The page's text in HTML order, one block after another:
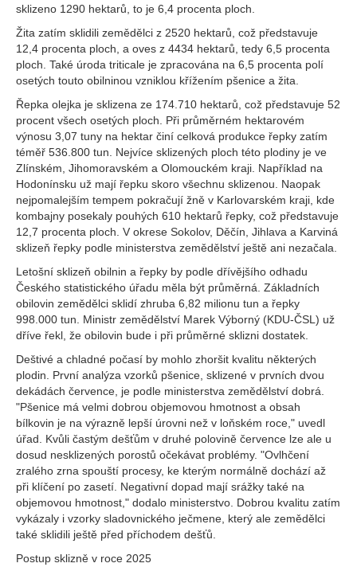
sklizeno 1290 hektarů, to je 6,4 procenta ploch.
Žita zatím sklidili zemědělci z 2520 hektarů, což představuje
12,4 procenta ploch, a oves z 4434 hektarů, tedy 6,5 procenta
ploch. Také úroda triticale je zpracována na 6,5 procenta polí
osetých touto obilninou vzniklou křížením pšenice a žita.
Řepka olejka je sklizena ze 174.710 hektarů, což představuje 52
procent všech osetých ploch. Při průměrném hektarovém
výnosu 3,07 tuny na hektar činí celková produkce řepky zatím
téměř 536.800 tun. Nejvíce sklizených ploch této plodiny je ve
Zlínském, Jihomoravském a Olomouckém kraji. Například na
Hodonínsku už mají řepku skoro všechnu sklizenou. Naopak
nejpomalejším tempem pokračují žně v Karlovarském kraji, kde
kombajny posekaly pouhých 610 hektarů řepky, což představuje
12,7 procenta ploch. V okrese Sokolov, Děčín, Jihlava a Karviná
sklizeň řepky podle ministerstva zemědělství ještě ani nezačala.
Letošní sklizeň obilnin a řepky by podle dřívějšího odhadu
Českého statistického úřadu měla být průměrná. Základních
obilovin zemědělci sklidí zhruba 6,82 milionu tun a řepky
998.000 tun. Ministr zemědělství Marek Výborný (KDU-ČSL) už
dříve řekl, že obilovin bude i při průměrné sklizni dostatek.
Deštivé a chladné počasí by mohlo zhoršit kvalitu některých
plodin. První analýza vzorků pšenice, sklizené v prvních dvou
dekádách července, je podle ministerstva zemědělství dobrá.
"Pšenice má velmi dobrou objemovou hmotnost a obsah
bílkovin je na výrazně lepší úrovni než v loňském roce," uvedl
úřad. Kvůli častým dešťům v druhé polovině července lze ale u
dosud nesklizených porostů očekávat problémy. "Ovlhčení
zralého zrna spouští procesy, ke kterým normálně dochází až
při klíčení po zasetí. Negativní dopad mají srážky také na
objemovou hmotnost," dodalo ministerstvo. Dobrou kvalitu zatím
vykázaly i vzorky sladovnického ječmene, který ale zemědělci
také sklidili ještě před příchodem dešťů.
Postup sklizně v roce 2025